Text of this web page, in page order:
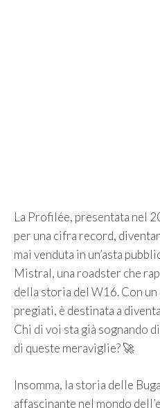
La Profilée, presentata nel
per una cifra record,
mai venduta in un’asta
Mistral, una roadster che
della storia del W16. Con
pregiati, è destinata a
Chi di voi sta già sognando
di queste meraviglie? 🚀
Insomma, la storia delle
affascinante nel mondo